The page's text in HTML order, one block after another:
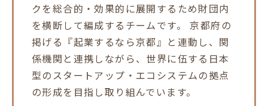
クを総合的・効果的に展開するため財団内
を横断して編成するチームです。 京都府の
掲げる『起業するなら京都』と連動し、関
係機関と連携しながら、世界に伍する日本
型のスタートアップ・エコシステムの拠点
の形成を目指し取り組んでいます。